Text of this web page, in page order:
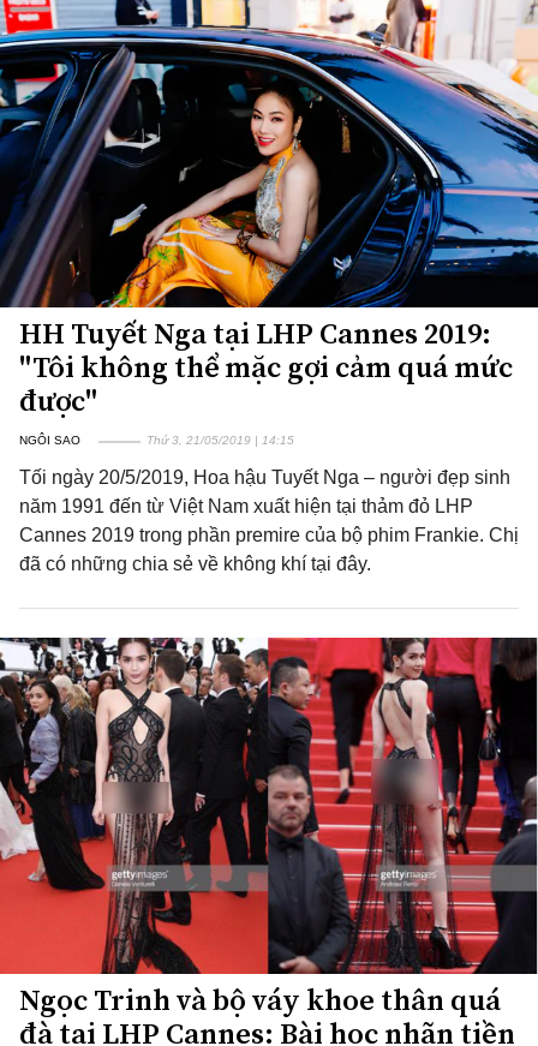
HH Tuyết Nga tại LHP Cannes 2019:
"Tôi không thể mặc gợi cảm quá mức
được"
NGÔI SAO Thứ 3, 21/05/2019 | 14:15
Tối ngày 20/5/2019, Hoa hậu Tuyết Nga – người đẹp sinh
năm 1991 đến từ Việt Nam xuất hiện tại thảm đỏ LHP
Cannes 2019 trong phần premire của bộ phim Frankie. Chị
đã có những chia sẻ về không khí tại đây.
Ngọc Trinh và bộ váy khoe thân quá
đà tại LHP Cannes: Bài học nhãn tiền